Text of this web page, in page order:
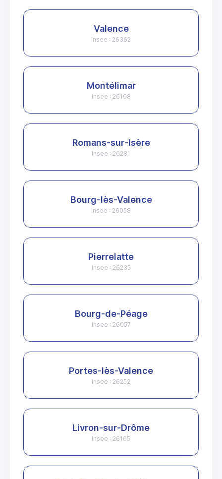
Valence
Insee : 26362
Montélimar
Insee : 26198
Romans-sur-Isère
Insee : 26281
Bourg-lès-Valence
Insee : 26058
Pierrelatte
Insee : 26235
Bourg-de-Péage
Insee : 26057
Portes-lès-Valence
Insee : 26252
Livron-sur-Drôme
Insee : 26165